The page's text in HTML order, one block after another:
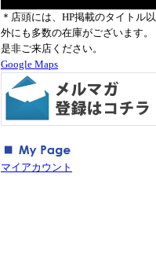
＊店頭には、HP掲載のタイトル以
外にも多数の在庫がございます。
是非ご来店ください。
Google Maps
マイアカウント